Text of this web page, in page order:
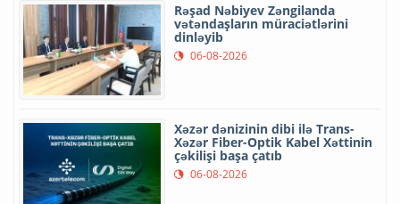
Rəşad Nəbiyev Zəngilanda
vətəndaşların müraciətlərini
dinləyib
06-08-2026
Xəzər dənizinin dibi ilə Trans-
Xəzər Fiber-Optik Kabel Xəttinin
çəkilişi başa çatıb
06-08-2026